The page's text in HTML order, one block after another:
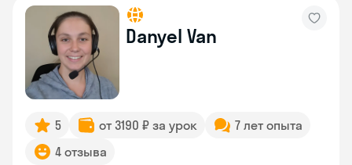
Danyel Van
5 от 3190 ₽ за урок
7 лет опыта
4 отзыва